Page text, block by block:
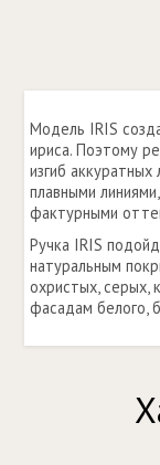
Модель IRIS
ириса. Поэтому
изгиб
плавными
фактурными
Ручка IRIS
натуральным
охристых, серых,
фасадам белого,